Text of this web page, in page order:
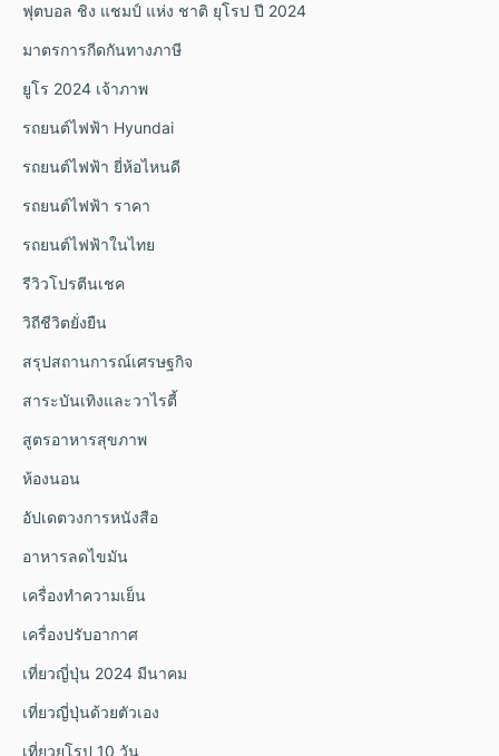
ฟุตบอล ชิง แชมป์ แห่ง ชาติ ยุโรป ปี 2024
มาตรการกีดกันทางภาษี
ยูโร 2024 เจ้าภาพ
รถยนต์ไฟฟ้า Hyundai
รถยนต์ไฟฟ้า ยี่ห้อไหนดี
รถยนต์ไฟฟ้า ราคา
รถยนต์ไฟฟ้าในไทย
รีวิวโปรตีนเชค
วิถีชีวิตยั่งยืน
สรุปสถานการณ์เศรษฐกิจ
สาระบันเทิงและวาไรตี้
สูตรอาหารสุขภาพ
ห้องนอน
อัปเดตวงการหนังสือ
อาหารลดไขมัน
เครื่องทำความเย็น
เครื่องปรับอากาศ
เที่ยวญี่ปุ่น 2024 มีนาคม
เที่ยวญี่ปุ่นด้วยตัวเอง
เที่ยวยุโรป 10 วัน